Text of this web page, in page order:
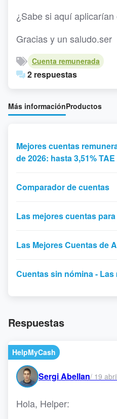
¿Sabe si aquí
Gracias y un saludo.ser
Cuenta remunerada
2 respuestas
Más informaciónProductos
Mejores cuentas
de 2026: hasta 3,51% TAE
Comparador de cuentas
Las mejores cuentas
Las Mejores Cuentas de
Cuentas sin nómina -
Respuestas
HelpMyCash
Sergi Abellan/ 19
Hola, Helper: